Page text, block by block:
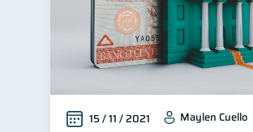
Finanzas personales 44
Educación financiera 31
Finanzas para jóvenes 30
Finanzas familiares 25
Inclusión financiera 22
15 / 11 / 2021 Maylen Cuello